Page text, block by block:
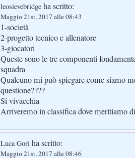
leosievebridge ha scritto:
Maggio 21st, 2017 alle 08:43
1-società
2-progetto tecnico e allenatore
3-giocatori
Queste sono le tre componenti
squadra
Qualcuno mi può spiegare come siamo
questione????
Si vivacchia
Arriveremo in classifica dove meritiamo
Luca Gori ha scritto:
Maggio 21st, 2017 alle 08:46